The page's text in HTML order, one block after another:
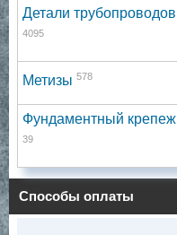
Детали трубопроводов
4095
Метизы 578
Фундаментный крепеж
39
Способы оплаты